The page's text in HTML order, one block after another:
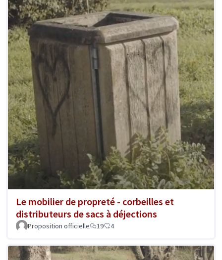
Le mobilier de propreté - corbeilles et
distributeurs de sacs à déjections
Proposition officielle 19 4